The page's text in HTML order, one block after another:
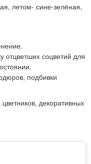
летом- сине-зелёная,
отцветших соцветий для
подбивки
декоративных